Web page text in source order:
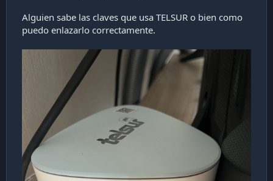
Alguien sabe las claves que usa TELSUR o bien como
puedo enlazarlo correctamente.